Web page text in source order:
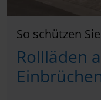
So schützen
Rollläden